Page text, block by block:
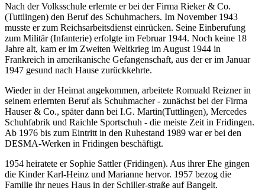
Nach der Volksschule erlernte er bei der Firma Rieker & Co.
(Tuttlingen) den Beruf des Schuhmachers. Im November 1943
musste er zum Reichsarbeitsdienst einrücken. Seine Einberufung
zum Militär (Infanterie) erfolgte im Februar 1944. Noch keine 18
Jahre alt, kam er im Zweiten Weltkrieg im August 1944 in
Frankreich in amerikanische Gefangenschaft, aus der er im Januar
1947 gesund nach Hause zurückkehrte.
Wieder in der Heimat angekommen, arbeitete Romuald Reizner in
seinem erlernten Beruf als Schuhmacher - zunächst bei der Firma
Hauser & Co., später dann bei I.G. Martin(Tuttlingen), Mercedes
Schuhfabrik und Raichle Sportschuh - die meiste Zeit in Fridingen.
Ab 1976 bis zum Eintritt in den Ruhestand 1989 war er bei den
DESMA-Werken in Fridingen beschäftigt.
1954 heiratete er Sophie Sattler (Fridingen). Aus ihrer Ehe gingen
die Kinder Karl-Heinz und Marianne hervor. 1957 bezog die
Familie ihr neues Haus in der Schiller-straße auf Bangelt.